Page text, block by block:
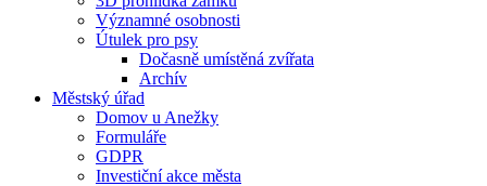
Významné osobnosti
Útulek pro psy
Dočasně umístěná zvířata
Archív
Městský úřad
Domov u Anežky
Formuláře
GDPR
Investiční akce města